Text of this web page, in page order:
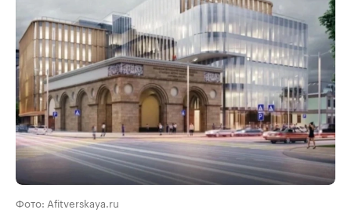
Фото: Afitverskaya.ru